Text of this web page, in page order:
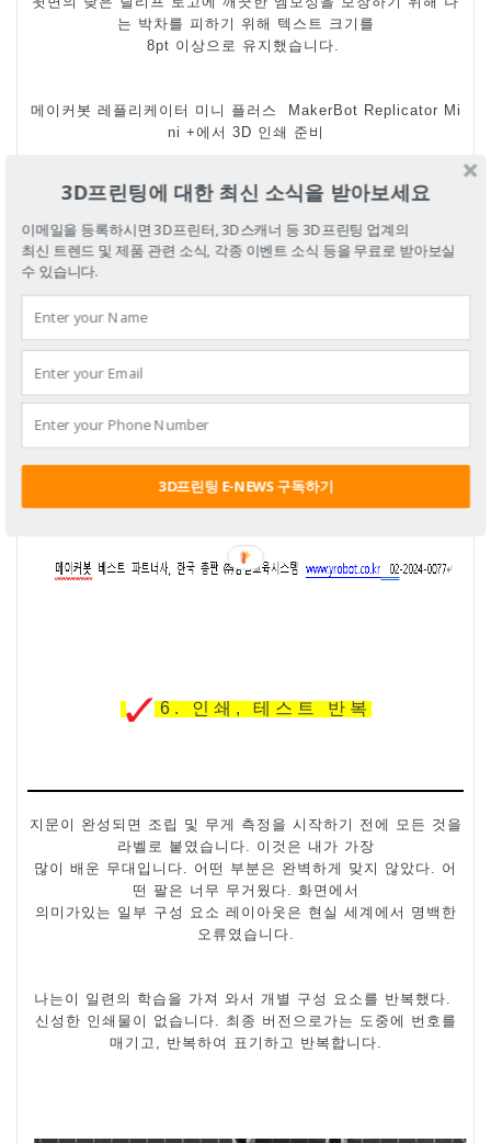
는 박차를 피하기 위해 텍스트 크기를
8pt 이상으로 유지했습니다
메이커봇 레플리케이터 미니 플러스
MakerBot Replicator Mi
ni +에서 3D 인쇄 준비
6. 인쇄 , 테스트 반복
지문이 완성되면 조립 및 무게 측정을 시작하기 전에 모든 것을
라벨로 붙였습니다
이것은 내가 가장
많이 배운 무대입니다
어떤 부분은 완벽하게 맞지 않았다
어
떤 팔은 너무 무거웠다
화면에서
의미가있는 일부 구성 요소 레이아웃은 현실 세계에서 명백한
오류였습니다
나는이 일련의 학습을 가져 와서 개별 구성 요소를 반복했다
신성한 인쇄물이 없습니다
최종 버전으로가는 도중에 번호를
매기고
반복하여 표기하고 반복합니다
3D프린팅에 대한 최신 소식을 받아보세요
이메일을 등록하시면 3D프린터, 3D스캐너 등 3D프린팅 업계의
최신 트렌드 및 제품 관련 소식, 각종 이벤트 소식 등을 무료로 받아보실
수 있습니다.
3D프린팅 E-NEWS 구독하기